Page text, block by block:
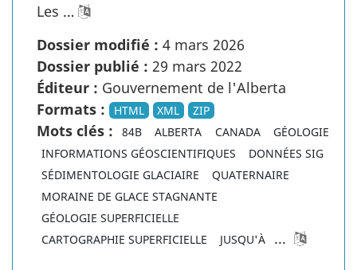
Les …
Dossier modifié : 4 mars 2026
Dossier publié : 29 mars 2022
Éditeur : Gouvernement de l'Alberta
Formats :
HTML XML ZIP
Mots clés : 84B ALBERTA CANADA
GÉOLOGIE
INFORMATIONS GÉOSCIENTIFIQUES
DONNÉES SIG
SÉDIMENTOLOGIE GLACIAIRE
QUATERNAIRE
MORAINE DE GLACE STAGNANTE
GÉOLOGIE SUPERFICIELLE
CARTOGRAPHIE SUPERFICIELLE
JUSQU'À ...